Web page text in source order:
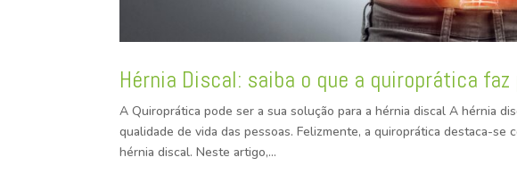
Hérnia Discal: saiba o que a quiroprática faz
A Quiroprática pode ser a sua solução para a hérnia discal A hérnia
qualidade de vida das pessoas. Felizmente, a quiroprática destaca-se
hérnia discal. Neste artigo,...